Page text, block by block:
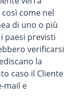
come nel
di uno o più
paesi previsti
verificarsi
la
caso il Cliente
mail e